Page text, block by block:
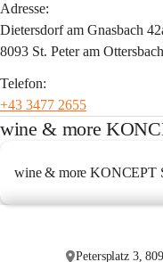
Adresse:
Dietersdorf am Gnasbach
8093 St. Peter am Ottersbach
Telefon:
+43 3477 2655
wine & more
wine & more KONCEPT
Petersplatz 3,